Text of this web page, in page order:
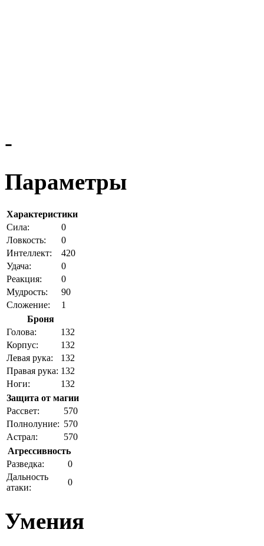
-
Параметры
Характеристики
Cила:
0
Ловкость:
0
Интеллект:
420
Удача:
0
Реакция:
0
Мудрость:
90
Сложение:
1
Броня
Голова:
132
Корпус:
132
Левая рука:
132
Правая рука: 132
Ноги:
132
Защита от магии
Рассвет:
570
Полнолуние: 570
Астрал:
570
Агрессивность
Разведка:
0
Дальность
атаки:
0
Умения